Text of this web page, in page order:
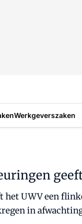
Werkgeverszaken
het UWV een
in